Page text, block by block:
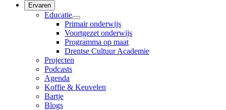
Ervaren
Educatie
Primair onderwijs
Voortgezet onderwijs
Programma op maat
Drentse Cultuur Academie
Projecten
Podcasts
Agenda
Koffie & Keuvelen
Bartje
Blogs